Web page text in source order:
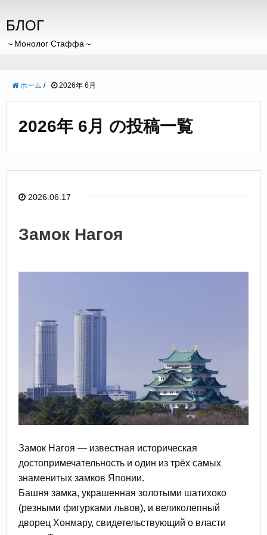
БЛОГ
～Монолог Стаффа～
ホーム / 2026年 6月
2026年 6月 の投稿一覧
2026.06.17
Замок Нагоя
Замок Нагоя — известная историческая
достопримечательность и один из трёх самых
знаменитых замков Японии.
Башня замка, украшенная золотыми шатихоко
(резными фигурками львов), и великолепный
дворец Хонмару, свидетельствующий о власти